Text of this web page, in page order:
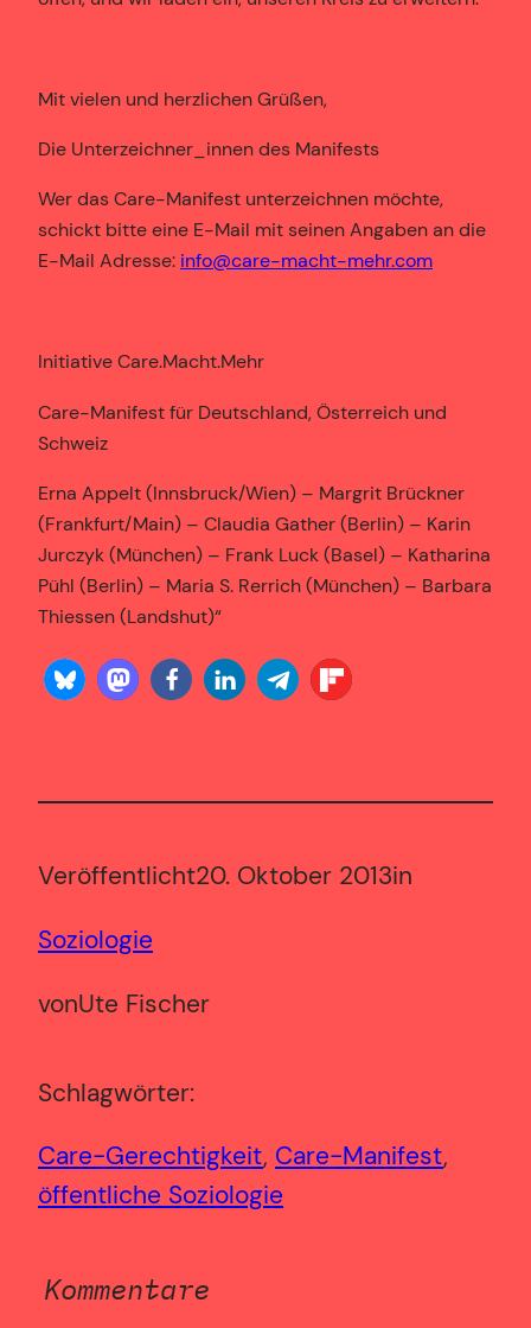
Mit vielen und herzlichen Grüßen,
Die Unterzeichner_innen des Manifests
Wer das Care-Manifest unterzeichnen möchte,
schickt bitte eine E-Mail mit seinen Angaben an die
E-Mail Adresse: info@care-macht-mehr.com
Initiative Care.Macht.Mehr
Care-Manifest für Deutschland, Österreich und
Schweiz
Erna Appelt (Innsbruck/Wien) – Margrit Brückner
(Frankfurt/Main) – Claudia Gather (Berlin) – Karin
Jurczyk (München) – Frank Luck (Basel) – Katharina
Pühl (Berlin) – Maria S. Rerrich (München) – Barbara
Thiessen (Landshut)“
Veröffentlicht20. Oktober 2013in
Soziologie
vonUte Fischer
Schlagwörter:
Care-Gerechtigkeit, Care-Manifest
öffentliche Soziologie
Kommentare